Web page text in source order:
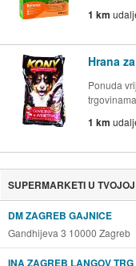
1 km
Hrana
Ponuda
trgovinama
1 km
SUPERMARKETI U
DM ZAGREB GAJNICE
Gandhijeva 3 10000 Zagreb
INA ZAGREB LANGOV TRG